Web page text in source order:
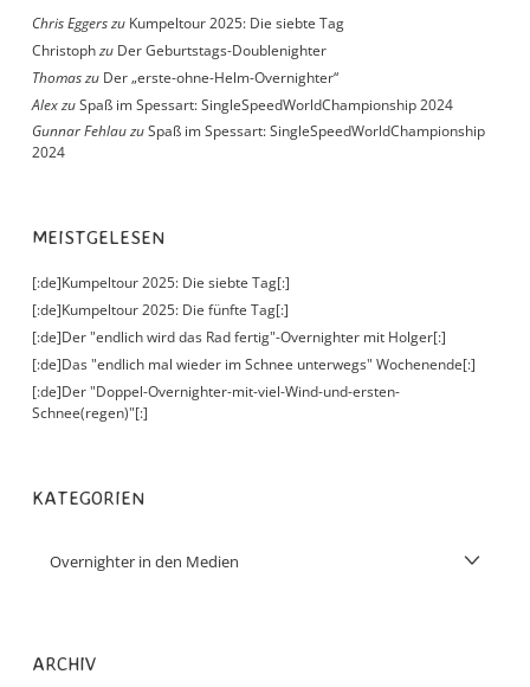
Chris Eggerszu Kumpeltour 2025: Die siebte Tag
Christophzu Der Geburtstags-Doublenighter
Thomaszu Der „erste-ohne-Helm-Overnighter“
AlexzuSpaß im Spessart: SingleSpeedWorldChampionship 2024
Gunnar FehlauzuSpaß im Spessart: SingleSpeedWorldChampionship
2024
MEISTGELESEN
[:de]Kumpeltour 2025: Die siebte Tag[:]
[:de]Kumpeltour 2025: Die fünfte Tag[:]
[:de]Der "endlich wird das Rad fertig"-Overnighter mit Holger[:]
[:de]Das "endlich mal wieder im Schnee unterwegs" Wochenende[:]
[:de]Der "Doppel-Overnighter-mit-viel-Wind-und-ersten-
Schnee(regen)"[:]
KATEGORIEN
ARCHIV